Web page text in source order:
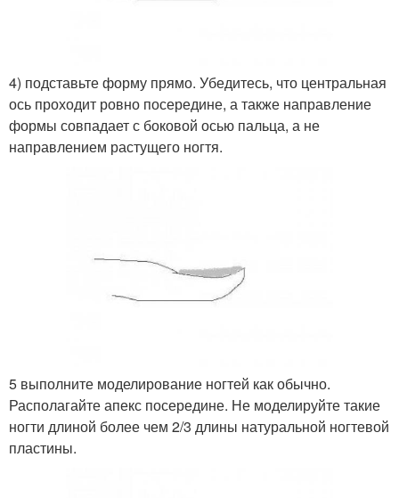
4) подставьте форму прямо. Убедитесь, что центральная
ось проходит ровно посередине, а также направление
формы совпадает с боковой осью пальца, а не
направлением растущего ногтя.
5 выполните моделирование ногтей как обычно.
Располагайте апекс посередине. Не моделируйте такие
ногти длиной более чем 2/3 длины натуральной ногтевой
пластины.